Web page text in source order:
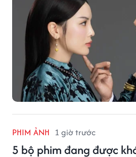
PHIM ẢNH 1 giờ trước
5 bộ phim đang được